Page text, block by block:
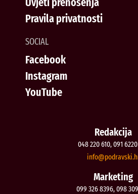
Pravila privatnosti
SOCIAL
Facebook
Instagram
YouTube
Redakcija
048 220 610, 091
@ofni
Marketing
099 326 8396, 098